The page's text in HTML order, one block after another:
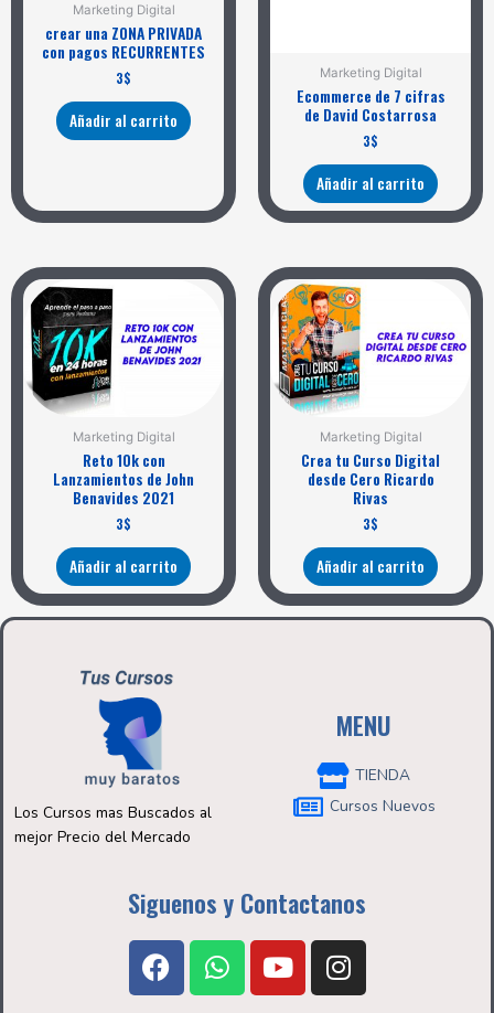
Marketing Digital
crear una ZONA PRIVADA
con pagos RECURRENTES
3$
Añadir al carrito
Marketing Digital
Ecommerce de 7 cifras
de David Costarrosa
3$
Añadir al carrito
Marketing Digital
Reto 10k con
Lanzamientos de John
Benavides 2021
3$
Añadir al carrito
Marketing Digital
Crea tu Curso Digital
desde Cero Ricardo
Rivas
3$
Añadir al carrito
Los Cursos mas Buscados al
mejor Precio del Mercado
MENU
TIENDA
Cursos Nuevos
Siguenos y Contactanos
F
a
W
h
Y
o
I
n